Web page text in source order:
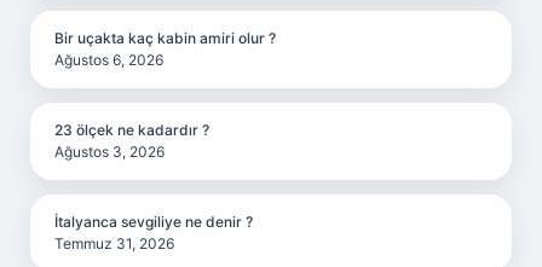
Bir uçakta kaç kabin amiri olur ?
Ağustos 6, 2026
23 ölçek ne kadardır ?
Ağustos 3, 2026
İtalyanca sevgiliye ne denir ?
Temmuz 31, 2026